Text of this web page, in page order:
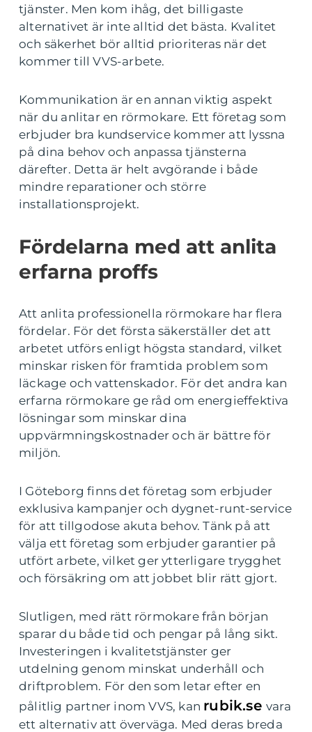
tjänster. Men kom ihåg, det billigaste
alternativet är inte alltid det bästa. Kvalitet
och säkerhet bör alltid prioriteras när det
kommer till VVS-arbete.
Kommunikation är en annan viktig aspekt
när du anlitar en rörmokare. Ett företag som
erbjuder bra kundservice kommer att lyssna
på dina behov och anpassa tjänsterna
därefter. Detta är helt avgörande i både
mindre reparationer och större
installationsprojekt.
Fördelarna med att anlita
erfarna proffs
Att anlita professionella rörmokare har flera
fördelar. För det första säkerställer det att
arbetet utförs enligt högsta standard, vilket
minskar risken för framtida problem som
läckage och vattenskador. För det andra kan
erfarna rörmokare ge råd om energieffektiva
lösningar som minskar dina
uppvärmningskostnader och är bättre för
miljön.
I Göteborg finns det företag som erbjuder
exklusiva kampanjer och dygnet-runt-service
för att tillgodose akuta behov. Tänk på att
välja ett företag som erbjuder garantier på
utfört arbete, vilket ger ytterligare trygghet
och försäkring om att jobbet blir rätt gjort.
Slutligen, med rätt rörmokare från början
sparar du både tid och pengar på lång sikt.
Investeringen i kvalitetstjänster ger
utdelning genom minskat underhåll och
driftproblem. För den som letar efter en
pålitlig partner inom VVS, kan rubik.sevara
ett alternativ att överväga. Med deras breda